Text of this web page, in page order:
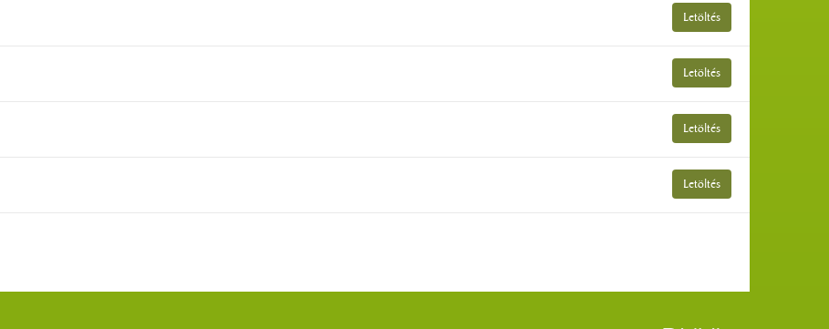
Letöltés
Letöltés
Letöltés
Letöltés